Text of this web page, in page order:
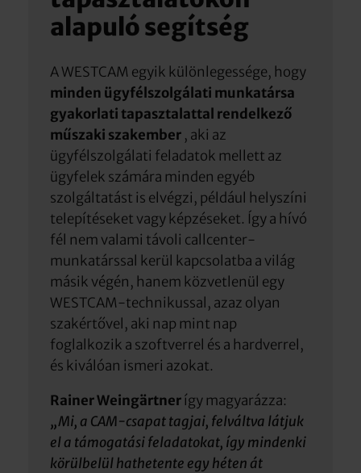
alapuló segítség
A WESTCAM egyik különlegessége, hogy
minden ügyfélszolgálati munkatársa
gyakorlati tapasztalattal rendelkező
műszaki szakember , aki az
ügyfélszolgálati feladatok mellett az
ügyfelek számára minden egyéb
szolgáltatást is elvégzi, például helyszíni
telepítéseket vagy képzéseket. Így a hívó
fél nem valami távoli callcenter-
munkatárssal kerül kapcsolatba a világ
másik végén, hanem közvetlenül egy
WESTCAM-technikussal, azaz olyan
szakértővel, aki nap mint nap
foglalkozik a szoftverrel és a hardverrel,
és kiválóan ismeri azokat.
Rainer Weingärtnerígy magyarázza:
„Mi, a CAM-csapat tagjai, felváltva látjuk
el a támogatási feladatokat, így mindenki
körülbelül hathetente egy héten át